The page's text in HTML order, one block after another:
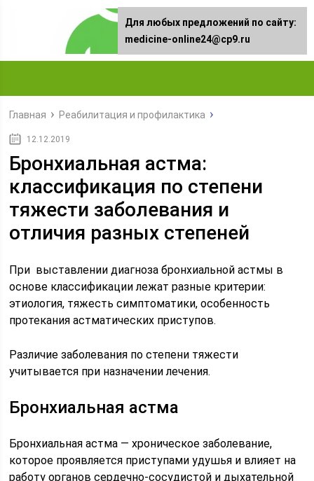
Главная Реабилитация и профилактика
12.12.2019
Бронхиальная астма:
классификация по степени
тяжести заболевания и
отличия разных степеней
При выставлении диагноза бронхиальной астмы в
основе классификации лежат разные критерии:
этиология, тяжесть симптоматики, особенность
протекания астматических приступов.
Различие заболевания по степени тяжести
учитывается при назначении лечения.
Бронхиальная астма
Бронхиальная астма — хроническое заболевание,
которое проявляется приступами удушья и влияет на
работу органов сердечно-сосудистой и дыхательной
Для любых предложений по сайту:
medicine-online24@cp9.ru